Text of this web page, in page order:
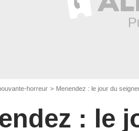
horreur Menendez : le jour du
: le